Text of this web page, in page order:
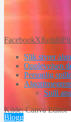
Blogg
FacebookXReddit
Slik styrer
Opplevelsen
Personlig
Spill
Kilde: Canva Editor